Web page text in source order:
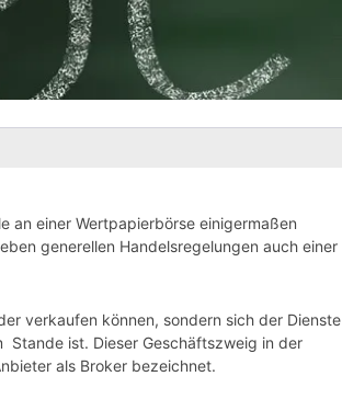
an einer Wertpapierbörse einigermaßen
generellen Handelsregelungen auch einer
verkaufen können, sondern sich der Dienste
Stande ist. Dieser Geschäftszweig in der
als Broker bezeichnet.